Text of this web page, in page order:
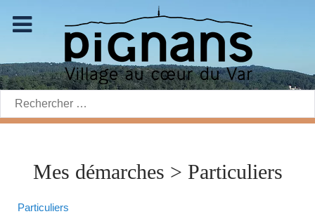
Rechercher:
Mes démarches > Particuliers
Particuliers